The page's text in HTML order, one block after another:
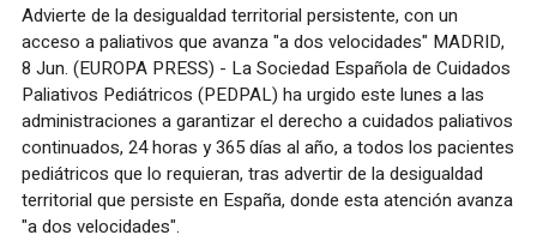
Advierte de la desigualdad territorial persistente, con un
acceso a paliativos que avanza "a dos velocidades" MADRID,
8 Jun. (EUROPA PRESS) - La Sociedad Española de Cuidados
Paliativos Pediátricos (PEDPAL) ha urgido este lunes a las
administraciones a garantizar el derecho a cuidados paliativos
continuados, 24 horas y 365 días al año, a todos los pacientes
pediátricos que lo requieran, tras advertir de la desigualdad
territorial que persiste en España, donde esta atención avanza
"a dos velocidades".